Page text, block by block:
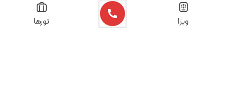
ویزا تورها